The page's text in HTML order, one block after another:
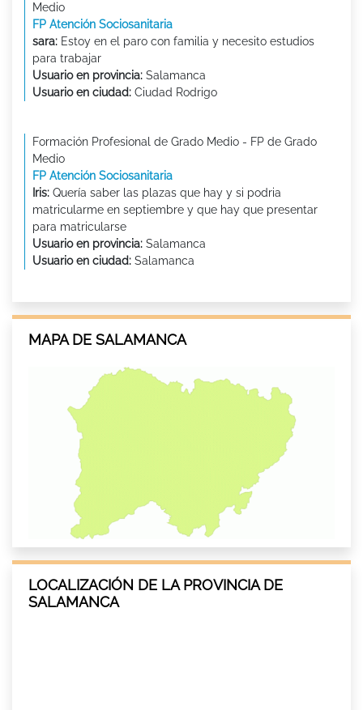
Medio
FP Atención Sociosanitaria
sara: Estoy en el paro con familia y necesito estudios
para trabajar
Usuario en provincia: Salamanca
Usuario en ciudad: Ciudad Rodrigo
Formación Profesional de Grado Medio - FP de Grado
Medio
FP Atención Sociosanitaria
Iris: Quería saber las plazas que hay y si podria
matricularme en septiembre y que hay que presentar
para matricularse
Usuario en provincia: Salamanca
Usuario en ciudad: Salamanca
MAPA DE SALAMANCA
LOCALIZACIÓN DE LA PROVINCIA DE
SALAMANCA